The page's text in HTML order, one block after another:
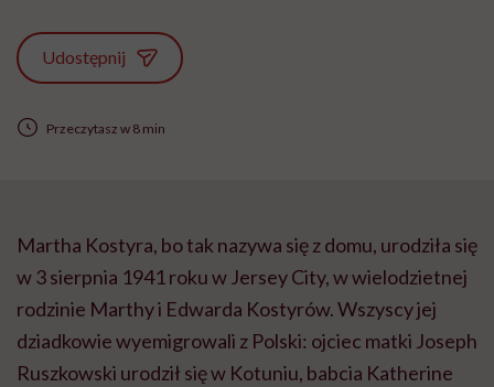
Udostępnij
Przeczytasz w 8 min
Martha Kostyra, bo tak nazywa się z domu, urodziła się
w 3 sierpnia 1941 roku w Jersey City, w wielodzietnej
rodzinie Marthy i Edwarda Kostyrów. Wszyscy jej
dziadkowie wyemigrowali z Polski: ojciec matki Joseph
Ruszkowski urodził się w Kotuniu, babcia Katherine